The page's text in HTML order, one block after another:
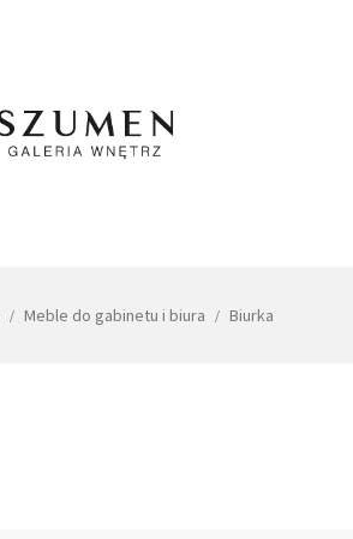
Meble do gabinetu i biura Biurka